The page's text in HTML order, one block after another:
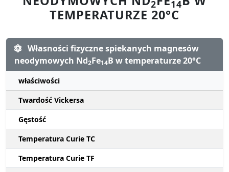
2 14
TEMPERATURZE 20°C
Własności fizyczne spiekanych magnesów
neodymowych Nd2Fe14B w temperaturze 20°C
właściwości
Twardość Vickersa
Gęstość
Temperatura Curie TC
Temperatura Curie TF